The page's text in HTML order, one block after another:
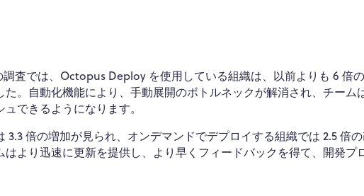
査では、Octopus Deploy を使用している組織は、以前よりも 6 倍
。自動化機能により、手動展開のボトルネックが解消され、チーム
できるようになります。
3.3 倍の増加が見られ、オンデマンドでデプロイする組織では 2.5 倍
より迅速に更新を提供し、より早くフィードバックを得て、開発プ